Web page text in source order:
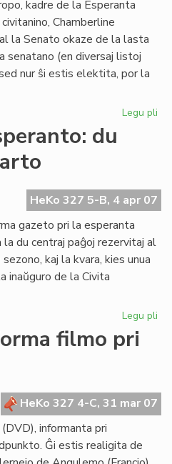
kadre de la Esperanta
Chamberline
la Senato okaze de la lasta
senatano (en diversaj listoj
nur ŝi estis elektita, por la
Legu pli
du
HeKo 327 5-B, 4 apr 07
gazeto pri la esperanta
du centraj paĝoj rezervitaj al
kaj la kvara, kies unua
inaŭguro de la Civita
Legu pli
filmo pri
HeKo 327 4-C, 31 mar 07
informanta pri
Ĝi estis realigita de